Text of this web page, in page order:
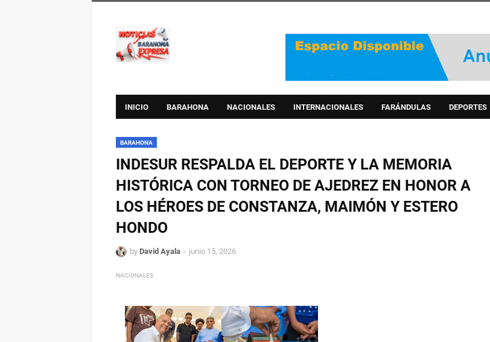
INICIO BARAHONA NACIONALES INTERNACIONALES FARÁNDULAS DEPORTES
BARAHONA
INDESUR RESPALDA EL DEPORTE Y LA MEMORIA
HISTÓRICA CON TORNEO DE AJEDREZ EN HONOR A
LOS HÉROES DE CONSTANZA, MAIMÓN Y ESTERO
HONDO
by David Ayala junio 15, 2026
NACIONALES